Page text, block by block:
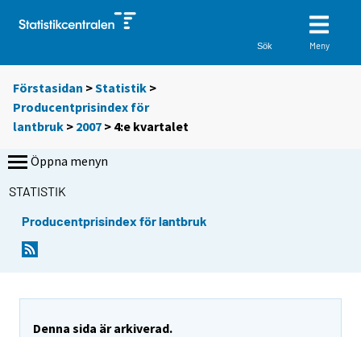
Sök Meny
Förstasidan >Statistik >
Producentprisindex för
lantbruk > 2007 > 4:e kvartalet
Öppna menyn
STATISTIK
Producentprisindex för lantbruk
Denna sida är arkiverad.